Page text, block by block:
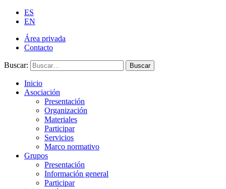
ES
EN
Área privada
Contacto
Buscar: Buscar
Inicio
Asociación
Presentación
Organización
Materiales
Participar
Servicios
Marco normativo
Grupos
Presentación
Información general
Participar